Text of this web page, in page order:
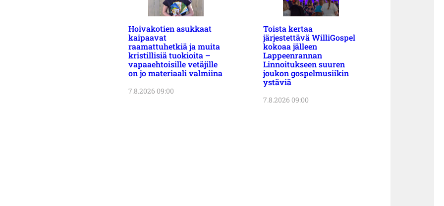
Hoivakotien asukkaat
kaipaavat
raamattuhetkiä ja muita
kristillisiä tuokioita –
vapaaehtoisille vetäjille
on jo materiaali valmiina
7.8.2026 09:00
Toista kertaa
järjestettävä WilliGospel
kokoaa jälleen
Lappeenrannan
Linnoitukseen suuren
joukon gospelmusiikin
ystäviä
7.8.2026 09:00